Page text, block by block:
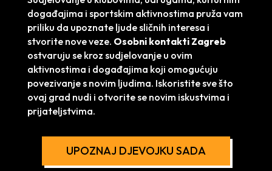
događajima i sportskim aktivnostima pruža vam
priliku da upoznate ljude sličnih interesa i
stvorite nove veze. Osobni kontakti Zagreb
ostvaruju se kroz sudjelovanje u ovim
aktivnostima i događajima koji omogućuju
povezivanje s novim ljudima. Iskoristite sve što
ovaj grad nudi i otvorite se novim iskustvima i
prijateljstvima.
UPOZNAJ DJEVOJKU SADA